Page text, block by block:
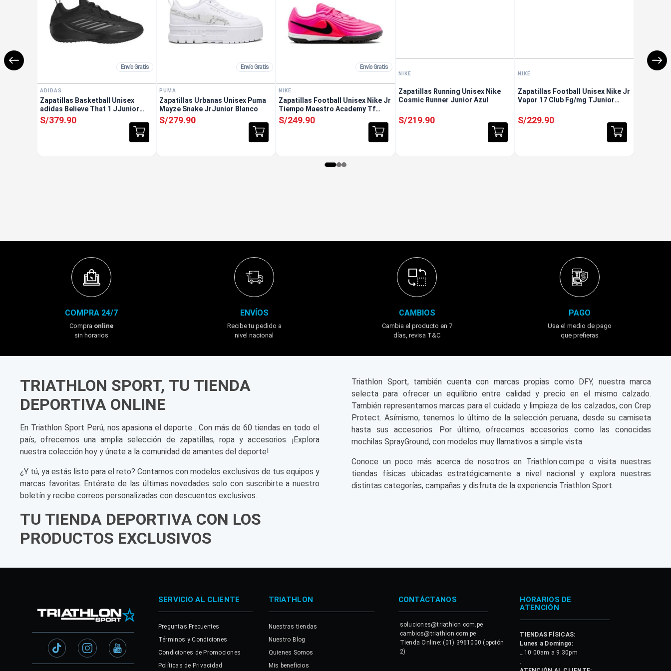
Envío Gratis
ADIDAS
Zapatillas Basketball Unisex
adidas Believe That 1 JJunior
Negro
S/379.90
Envío Gratis
PUMA
Zapatillas Urbanas Unisex Puma
Mayze Snake JrJunior Blanco
S/279.90
Envío Gratis
NIKE
Zapatillas Football Unisex Nike Jr
Tiempo Maestro Academy Tf
Junior Rosado
S/249.90
NIKE
Zapatillas Running Unisex Nike
Cosmic Runner Junior Azul
S/219.90
NIKE
Zapatillas Football Unisex Nike Jr
Vapor 17 Club Fg/mg TJunior
S/229.90
COMPRA 24/7
Compra online
sin horarios
ENVÍOS
Recibe tu pedido a
nivel nacional
CAMBIOS
Cambia el producto en 7
días, revisa T&C
PAGO
Usa el medio de pago
que prefieras
TRIATHLON SPORT, TU TIENDA
DEPORTIVA ONLINE
En Triathlon Sport Perú, nos apasiona el deporte . Con más de 60 tiendas en todo el
país, ofrecemos una amplia selección de zapatillas, ropa y accesorios. ¡Explora
nuestra colección hoy y únete a la comunidad de amantes del deporte!
¿Y tú, ya estás listo para el reto? Contamos con modelos exclusivos de tus equipos y
marcas favoritas. Entérate de las últimas novedades solo con suscribirte a nuestro
boletín y recibe correos personalizadas con descuentos exclusivos.
TU TIENDA DEPORTIVA CON LOS
PRODUCTOS EXCLUSIVOS
Triathlon Sport, también cuenta con marcas propias como DFY, nuestra marca
selecta para ofrecer un equilibrio entre calidad y precio en el mismo calzado.
También representamos marcas para el cuidado y limpieza de los calzados, con Crep
Protect. Asímismo, tenemos lo último de la selección peruana, desde su camiseta
hasta sus accesorios. Por último, ofrecemos accesorios como las conocidas
mochilas SprayGround, con modelos muy llamativos a simple vista.
Conoce un poco más acerca de nosotros en Triathlon.com.pe o visita nuestras
tiendas físicas ubicadas estratégicamente a nivel nacional y explora nuestras
distintas categorías, campañas y disfruta de la experiencia Triathlon Sport.
SERVICIO AL CLIENTE
Preguntas Frecuentes
Términos y Condiciones
Condiciones de Promociones
Políticas de Privacidad
TRIATHLON
Nuestras tiendas
Nuestro Blog
Quienes Somos
Mis beneficios
CONTÁCTANOS
soluciones@triathlon.com.pe
cambios@triathlon.com.pe
Tienda Online: (01) 3961000 (opción
2)
HORARIOS DE
ATENCIÓN
TIENDAS FÍSICAS:
Lunes a Domingo:
_ 10:00am a 9:30pm
.